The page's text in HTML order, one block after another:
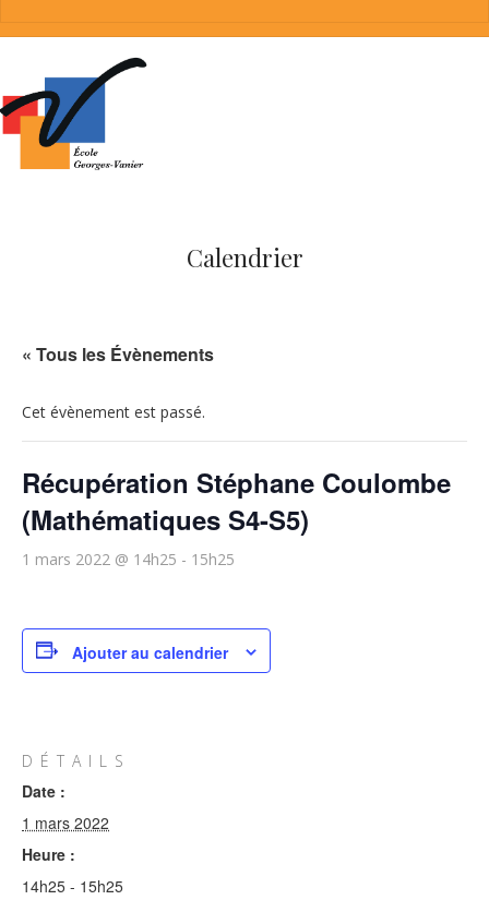
Calendrier
« Tous les Évènements
Cet évènement est passé.
Récupération Stéphane Coulombe
(Mathématiques S4-S5)
1 mars 2022 @ 14h25 - 15h25
Ajouter au calendrier
DÉTAILS
Date :
1 mars 2022
Heure :
14h25 - 15h25